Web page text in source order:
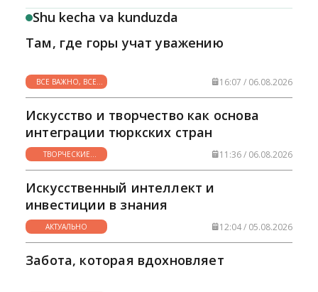
Shu kecha va kunduzda
Там, где горы учат уважению
ВСЕ ВАЖНО, ВСЕ
НУЖНО
16:07 / 06.08.2026
Искусство и творчество как основа
интеграции тюркских стран
ТВОРЧЕСКИЕ
ГОРИЗОНТЫ
11:36 / 06.08.2026
Искусственный интеллект и
инвестиции в знания
АКТУАЛЬНО 12:04 / 05.08.2026
Забота, которая вдохновляет